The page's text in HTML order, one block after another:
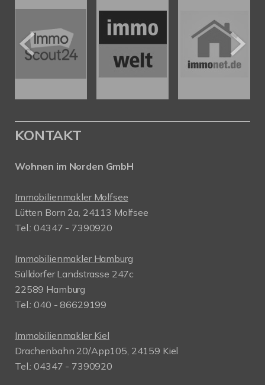
KONTAKT
Wohnen im Norden GmbH
Immobilienmakler Molfsee
Lütten Born 2a, 24113 Molfsee
Tel.: 04347 - 7390920
Immobilienmakler Hamburg
Sülldorfer Landstrasse 247c
22589 Hamburg
Tel.: 040 - 86629199
Immobilienmakler Kiel
Drachenbahn 20/App105, 24159 Kiel
Tel.: 04347 - 7390920